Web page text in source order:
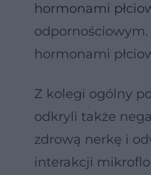
hormonami
hormonami
Z kolegi ogólny
odkryli także
zdrową nerkę i
interakcji